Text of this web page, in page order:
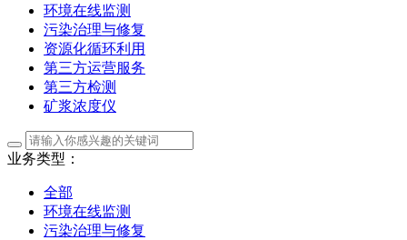
环境在线监测
污染治理与修复
资源化循环利用
第三方运营服务
第三方检测
矿浆浓度仪
业务类型：
全部
环境在线监测
污染治理与修复